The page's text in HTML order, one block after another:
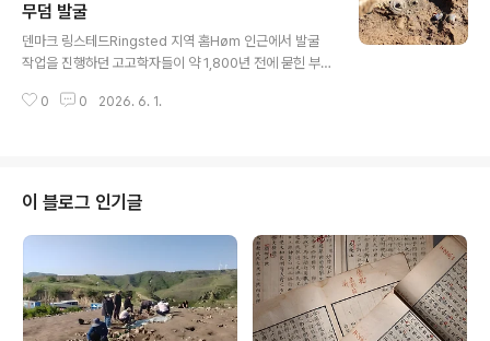
e Mayor, 멜리사 모렐Mélissa Morel and, 라지 디아
니파바Ladji Dianifaba가 이번 발견의 중요성과 오랜 기
간에 걸친 기술 지식 전승에 대해 설명한다.무엇을 발견했
나?2,000년이 넘는 세월 동안 고대 금속 세공인들은 현재
의 세네갈 지역에..
무덤 발굴
덴마크 링스테드Ringsted 지역 홈Høm 인근에서 발굴
작업을 진행하던 고고학자들이 약 1,800년 전에 묻힌 부유
기적으로 조사하던 중 발견되었으며, 발굴팀은 이처럼 중
용하던 브로치), 도기 조각 두 점, 그리고 나무 벤치로 추정
되는 유물이 포함된다.여성과 함께 묻힌 유물들은 그녀가
상당한 사회적 지위를 누린 인물이었음을 시사하지만, 전
문가들은 그녀의 사회적 지위에 대해 더 자세히 알기 위해
서는 추가 분석이 필요하다고 말한다. 현재 가장 큰 관심은
가슴 버클chest..
0 0 2026. 6. 1.
이 블로그 인기글